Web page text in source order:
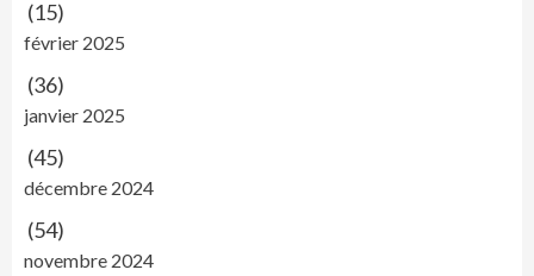
(15)
février 2025
(36)
janvier 2025
(45)
décembre 2024
(54)
novembre 2024